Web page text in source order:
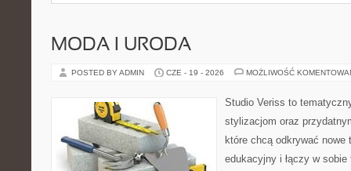
MODA I URODA
POSTED BY ADMIN CZE - 19 - 2026 MOŻLIWOŚĆ
Studio Veriss to
stylizacjom oraz
które chcą odkrywać nowe
edukacyjny i łączy w